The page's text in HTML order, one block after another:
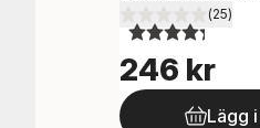
4,3utav 5 stjärnor.
(25)
246 kr
Lägg